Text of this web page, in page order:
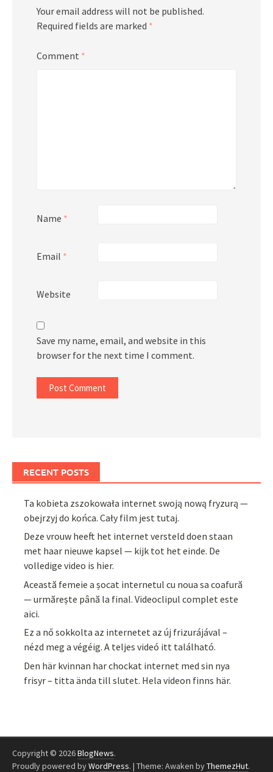
Your email address will not be published.
Required fields are marked *
Comment *
Name *
Email *
Website
Save my name, email, and website in this
browser for the next time I comment.
RECENT POSTS
Ta kobieta zszokowała internet swoją nową fryzurą —
obejrzyj do końca. Cały film jest tutaj.
Deze vrouw heeft het internet versteld doen staan
met haar nieuwe kapsel — kijk tot het einde. De
volledige video is hier.
Această femeie a șocat internetul cu noua sa coafură
— urmărește până la final. Videoclipul complet este
aici.
Ez a nő sokkolta az internetet az új frizurájával –
nézd meg a végéig. A teljes videó itt található.
Den här kvinnan har chockat internet med sin nya
frisyr – titta ända till slutet. Hela videon finns här.
Copyright © 2026BlogNews.
Proudly powered byWordPress. | Theme: Awaken byThemezHut.